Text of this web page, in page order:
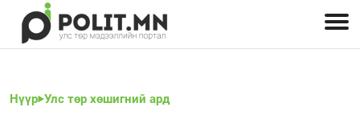
Нүүр Улс төр хөшигний ард